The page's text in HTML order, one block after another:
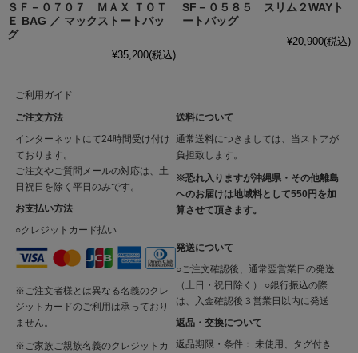
ＳＦ－０７０７ ＭＡＸ ＴＯＴ
Ｅ BAG ／ マックストートバッ
グ
¥35,200(税込)
SF－０５８５ スリム２WAYト
ートバッグ
¥20,900(税込)
ご利用ガイド
ご注文方法
インターネットにて24時間受け付け
ております。
ご注文やご質問メールの対応は、土
日祝日を除く平日のみです。
お支払い方法
○クレジットカード払い
※ご注文者様とは異なる名義のクレ
ジットカードのご利用は承っており
ません。
※ご家族ご親族名義のクレジットカ
送料について
通常送料につきましては、当ストアが
負担致します。
※恐れ入りますが沖縄県・その他離島
へのお届けは地域料として550円を加
算させて頂きます。
発送について
○ご注文確認後、通常翌営業日の発送
（土日・祝日除く） ○銀行振込の際
は、入金確認後３営業日以内に発送
返品・交換について
返品期限・条件： 未使用、タグ付き